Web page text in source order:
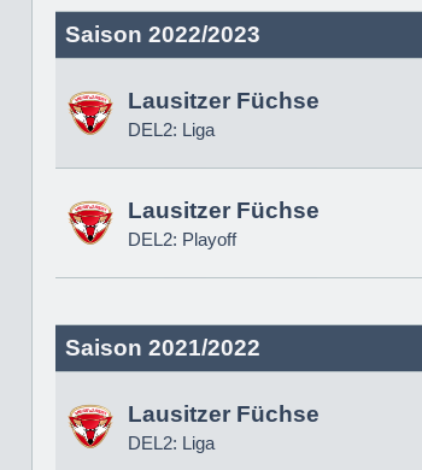
Saison 2022/2023
Lausitzer Füchse
DEL2: Liga
Lausitzer Füchse
DEL2: Playoff
Saison 2021/2022
Lausitzer Füchse
DEL2: Liga